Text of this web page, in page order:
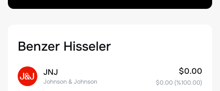
Benzer Hisseler
JNJ
Johnson & Johnson
$0.00
$0.00 (%100.00)